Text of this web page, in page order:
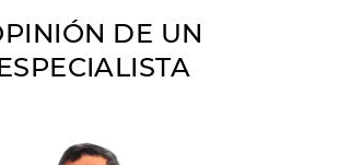
DE UN